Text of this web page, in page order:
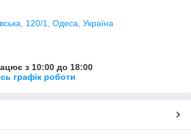
120/1, Одеса, Україна
з 10:00 до 18:00
графік роботи